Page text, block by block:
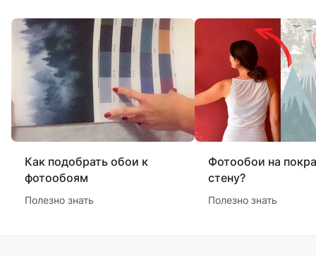
Как подобрать обои к
фотообоям
Полезно знать
Фотообои на
стену?
Полезно знать